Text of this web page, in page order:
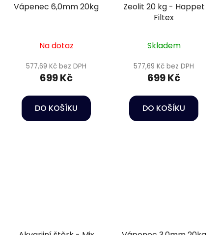
Vápenec 6,0mm 20kg
Na dotaz
577,69 Kč bez DPH
699 Kč
DO KOŠÍKU
Zeolit 20 kg - Happet
Filtex
Skladem
577,69 Kč bez DPH
699 Kč
DO KOŠÍKU